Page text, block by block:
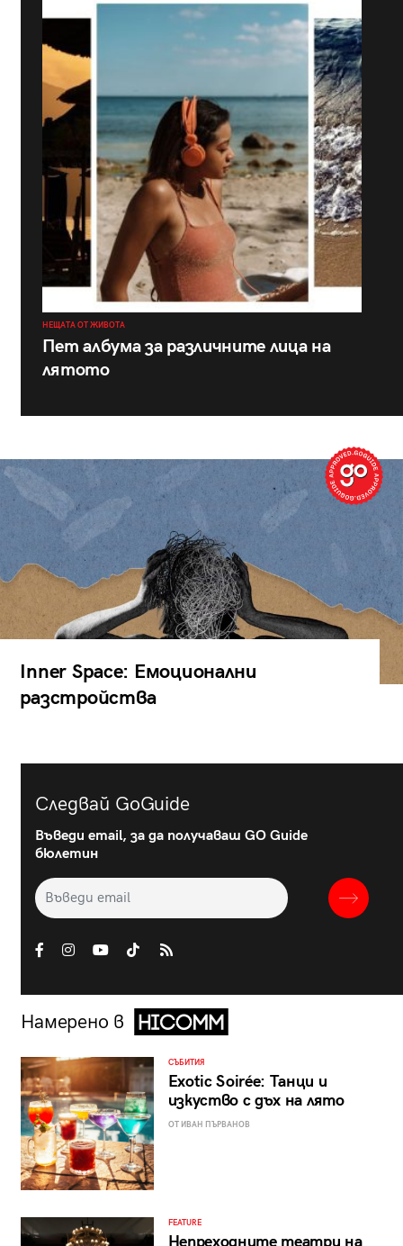
НЕЩАТА ОТ ЖИВОТА
Пет албума за различните лица на
лятото
Inner Space: Емоционални
разстройства
Следвай GoGuide
Въведи email, за да получаваш GO Guide
бюлетин
Намерено в
СЪБИТИЯ
Exotic Soirée: Танци и
изкуство с дъх на лято
ОТ ИВАН ПЪРВАНОВ
FEATURE
Непреходните театри на